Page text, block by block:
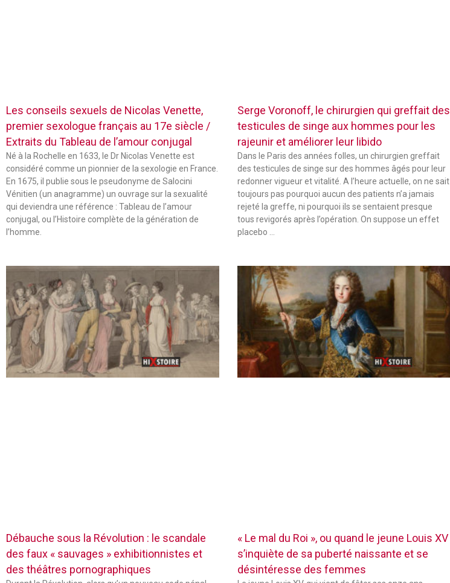
Les conseils sexuels de Nicolas Venette,
premier sexologue français au 17e siècle /
Extraits du Tableau de l’amour conjugal
Né à la Rochelle en 1633, le Dr Nicolas Venette est
considéré comme un pionnier de la sexologie en France.
En 1675, il publie sous le pseudonyme de Salocini
Vénitien (un anagramme) un ouvrage sur la sexualité
qui deviendra une référence : Tableau de l’amour
conjugal, ou l’Histoire complète de la génération de
l’homme.
Serge Voronoff, le chirurgien qui greffait des
testicules de singe aux hommes pour les
rajeunir et améliorer leur libido
Dans le Paris des années folles, un chirurgien greffait
des testicules de singe sur des hommes âgés pour leur
redonner vigueur et vitalité. A l’heure actuelle, on ne sait
toujours pas pourquoi aucun des patients n’a jamais
rejeté la greffe, ni pourquoi ils se sentaient presque
tous revigorés après l’opération. On suppose un effet
placebo …
Débauche sous la Révolution : le scandale
des faux « sauvages » exhibitionnistes et
des théâtres pornographiques
« Le mal du Roi », ou quand le jeune Louis XV
s’inquiète de sa puberté naissante et se
désintéresse des femmes